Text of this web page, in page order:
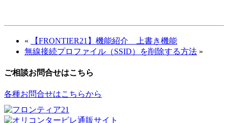
«
【FRONTIER21】機能紹介 上書き機能
無線接続プロファイル（SSID）を削除する方法 »
ご相談お問合せはこちら
各種お問合せはこちらから